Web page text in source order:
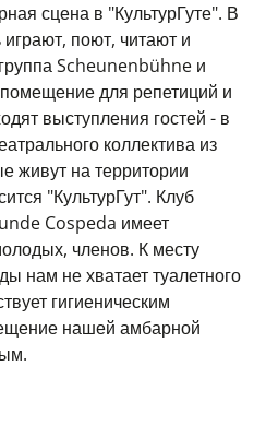
сцена в "КультурГуте". В
поют, читают и
Scheunenbühne и
для репетиций и
выступления гостей - в
коллектива из
живут на территории
"КультурГут". Клуб
Cospeda имеет
членов. К месту
нам не хватает туалетного
гигиеническим
нашей амбарной